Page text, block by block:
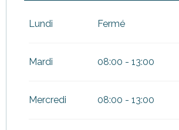
2026
Lundi Fermé
Mardi 08:00 - 13:00
Mercredi 08:00 - 13:00